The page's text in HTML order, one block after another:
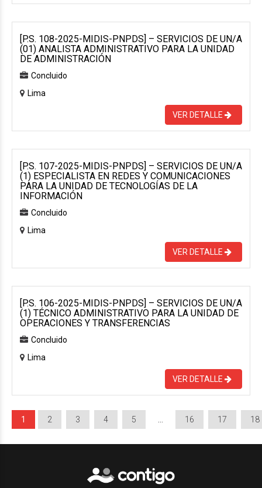
[P.S. 108-2025-MIDIS-PNPDS] – SERVICIOS DE UN/A
(01) ANALISTA ADMINISTRATIVO PARA LA UNIDAD
DE ADMINISTRACIÓN
Concluido
Lima
VER DETALLE
[P.S. 107-2025-MIDIS-PNPDS] – SERVICIOS DE UN/A
(1) ESPECIALISTA EN REDES Y COMUNICACIONES
PARA LA UNIDAD DE TECNOLOGÍAS DE LA
INFORMACIÓN
Concluido
Lima
VER DETALLE
[P.S. 106-2025-MIDIS-PNPDS] – SERVICIOS DE UN/A
(1) TÉCNICO ADMINISTRATIVO PARA LA UNIDAD DE
OPERACIONES Y TRANSFERENCIAS
Concluido
Lima
VER DETALLE
1 2 3 4 5 16 17 18